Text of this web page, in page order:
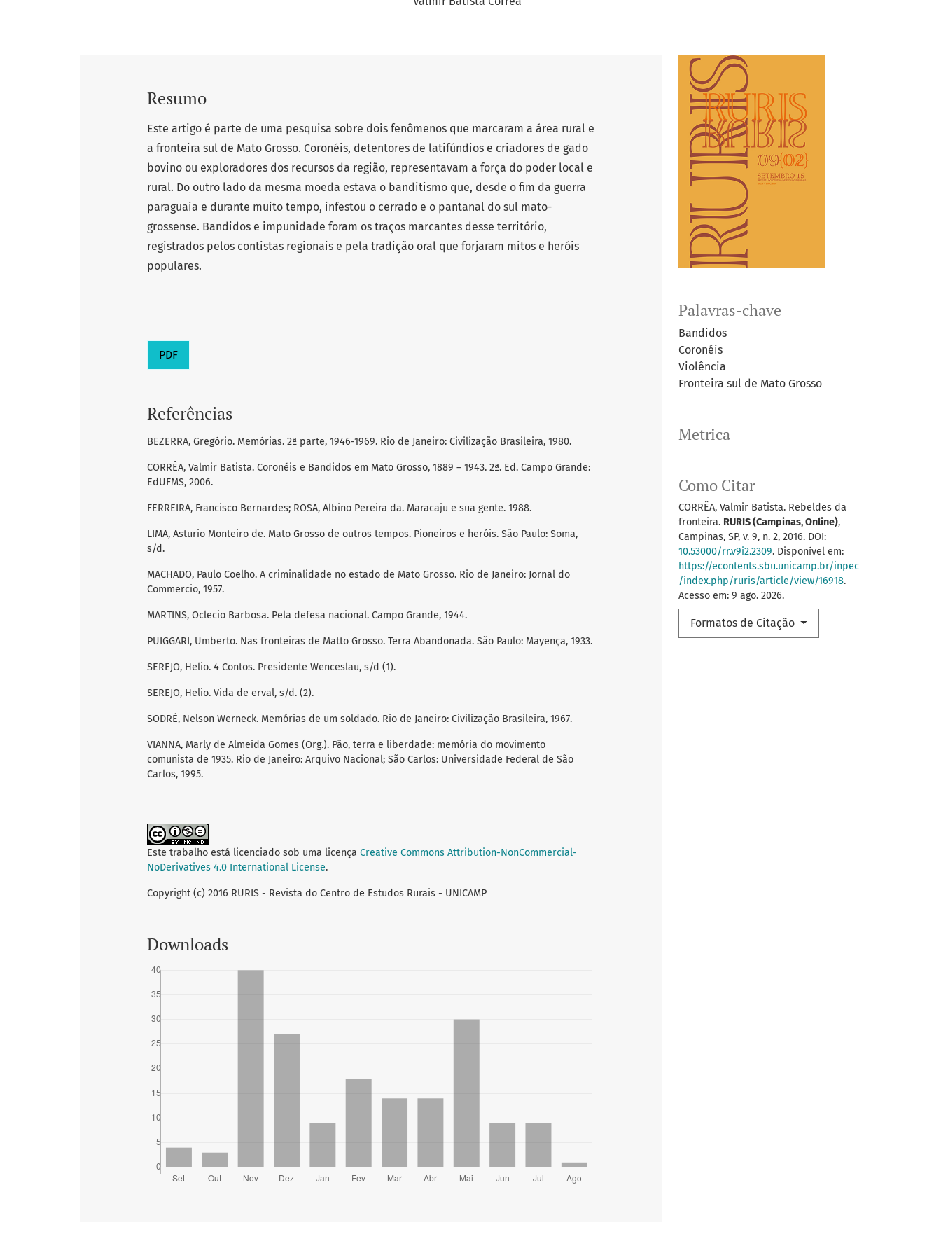
Palavras-chave
Bandidos
Coronéis
Violência
Fronteira sul de Mato Grosso
Metrica
Como Citar
CORRÊA, Valmir Batista. Rebeldes da
fronteira. RURIS (Campinas, Online),
Campinas, SP, v. 9, n. 2, 2016. DOI:
10.53000/rr.v9i2.2309. Disponível em:
https://econtents.sbu.unicamp.br/inpec
/index.php/ruris/article/view/16918.
Acesso em: 9 ago. 2026.
Formatos de Citação
Resumo
Este artigo é parte de uma pesquisa sobre dois fenômenos que marcaram a área rural e
a fronteira sul de Mato Grosso. Coronéis, detentores de latifúndios e criadores de gado
bovino ou exploradores dos recursos da região, representavam a força do poder local e
rural. Do outro lado da mesma moeda estava o banditismo que, desde o fim da guerra
paraguaia e durante muito tempo, infestou o cerrado e o pantanal do sul mato-
grossense. Bandidos e impunidade foram os traços marcantes desse território,
registrados pelos contistas regionais e pela tradição oral que forjaram mitos e heróis
populares.
PDF
Referências
BEZERRA, Gregório. Memórias. 2ª parte, 1946-1969. Rio de Janeiro: Civilização Brasileira, 1980.
CORRÊA, Valmir Batista. Coronéis e Bandidos em Mato Grosso, 1889 – 1943. 2ª. Ed. Campo Grande:
EdUFMS, 2006.
FERREIRA, Francisco Bernardes; ROSA, Albino Pereira da. Maracaju e sua gente. 1988.
LIMA, Asturio Monteiro de. Mato Grosso de outros tempos. Pioneiros e heróis. São Paulo: Soma,
s/d.
MACHADO, Paulo Coelho. A criminalidade no estado de Mato Grosso. Rio de Janeiro: Jornal do
Commercio, 1957.
MARTINS, Oclecio Barbosa. Pela defesa nacional. Campo Grande, 1944.
PUIGGARI, Umberto. Nas fronteiras de Matto Grosso. Terra Abandonada. São Paulo: Mayença, 1933.
SEREJO, Helio. 4 Contos. Presidente Wenceslau, s/d (1).
SEREJO, Helio. Vida de erval, s/d. (2).
SODRÉ, Nelson Werneck. Memórias de um soldado. Rio de Janeiro: Civilização Brasileira, 1967.
VIANNA, Marly de Almeida Gomes (Org.). Pão, terra e liberdade: memória do movimento
comunista de 1935. Rio de Janeiro: Arquivo Nacional; São Carlos: Universidade Federal de São
Carlos, 1995.
Este trabalho está licenciado sob uma licença Creative Commons Attribution-NonCommercial-
NoDerivatives 4.0 International License.
Copyright (c) 2016 RURIS - Revista do Centro de Estudos Rurais - UNICAMP
Downloads